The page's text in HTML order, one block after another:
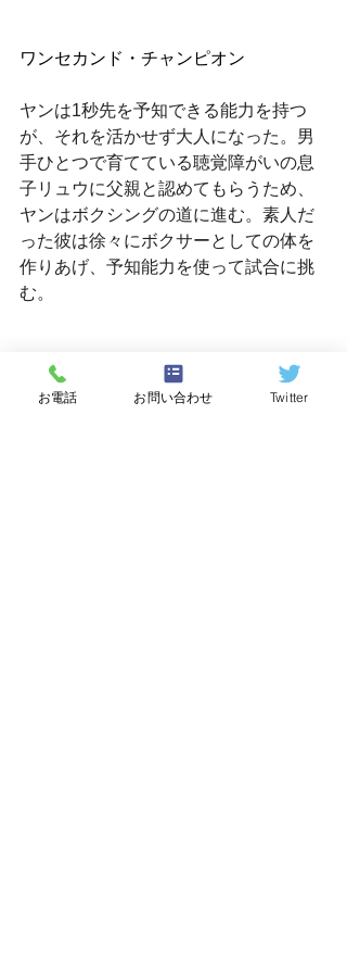
ワンセカンド・チャンピオン
ヤンは1秒先を予知できる能力を持つ
が、それを活かせず大人になった。男
手ひとつで育てている聴覚障がいの息
子リュウに父親と認めてもらうため、
ヤンはボクシングの道に進む。素人だ
った彼は徐々にボクサーとしての体を
作りあげ、予知能力を使って試合に挑
む。
お電話 お問い合わせ Twitter